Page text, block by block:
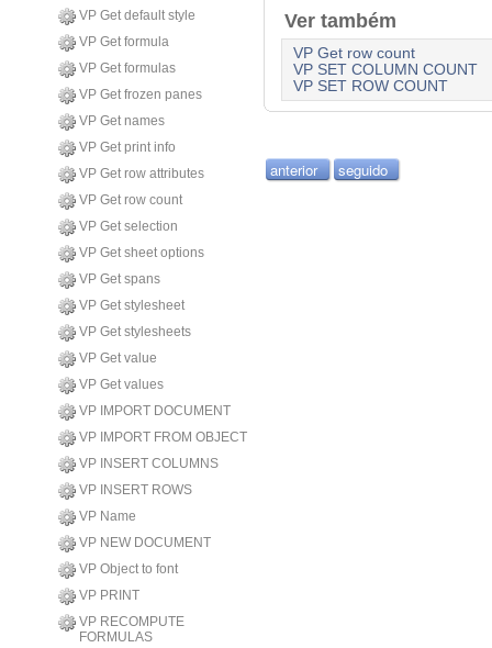
VP Get default style
VP Get formula
VP Get formulas
VP Get frozen panes
VP Get names
VP Get print info
VP Get row attributes
VP Get row count
VP Get selection
VP Get sheet options
VP Get spans
VP Get stylesheet
VP Get stylesheets
VP Get value
VP Get values
VP IMPORT DOCUMENT
VP IMPORT FROM OBJECT
VP INSERT COLUMNS
VP INSERT ROWS
VP Name
VP NEW DOCUMENT
VP Object to font
VP PRINT
VP RECOMPUTE
FORMULAS
Ver também
VP Get row count
VP SET COLUMN COUNT
VP SET ROW COUNT
anterior seguido